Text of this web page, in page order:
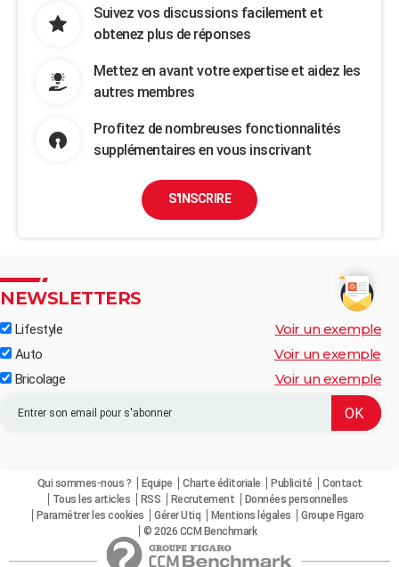
Suivez vos discussions facilement et
obtenez plus de réponses
Mettez en avant votre expertise et aidez les
autres membres
Profitez de nombreuses fonctionnalités
supplémentaires en vous inscrivant
S'INSCRIRE
NEWSLETTERS
Lifestyle Voir un exemple
Auto Voir un exemple
Bricolage Voir un exemple
Qui sommes-nous ? Equipe Charte éditoriale Publicité
Contact
Tous les articles
RSS Recrutement
Données personnelles
Paramétrer les cookies
Gérer Utiq Mentions légales
Groupe Figaro
© 2026 CCM Benchmark